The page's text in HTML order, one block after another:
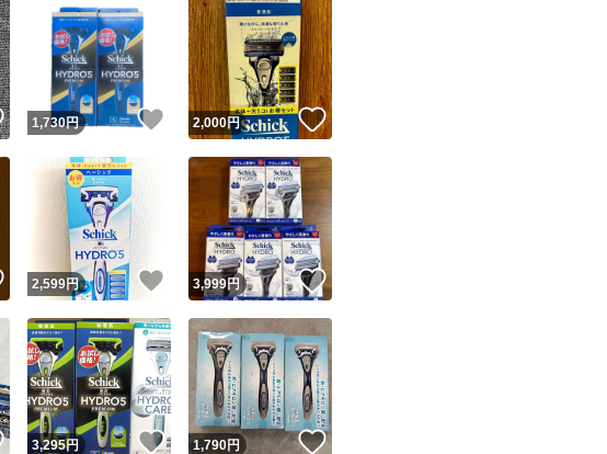
いいね！
1,730円 いいね！
2,000円 いいね！
いいね！
2,599円 いいね！
3,999円 いいね！
いいね！
3,295円 いいね！
1,790円 いいね！